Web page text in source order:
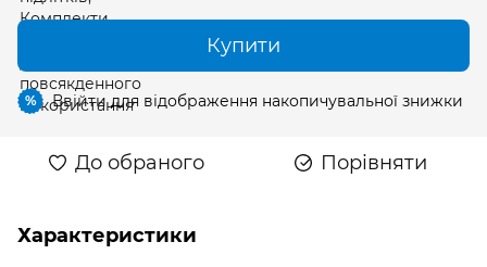
Купити
% Ввійтидля відображення накопичувальної знижки
До обраного Порівняти
Характеристики